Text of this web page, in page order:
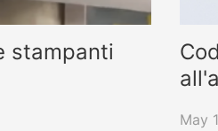
stampanti
May